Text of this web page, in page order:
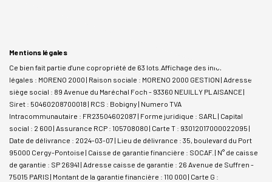
Mentions légales
Ce bien fait partie d'une copropriété de 63 lots.Affichage des informations
légales : MORENO 2000 | Raison sociale : MORENO 2000 GESTION | Adresse
siège social : 89 Avenue du Maréchal Foch - 93360 NEUILLY PLAISANCE |
Siret : 50460208700018 | RCS : Bobigny | Numero TVA
Intracommunautaire : FR23504602087 | Forme juridique : SARL | Capital
social : 2 600 | Assurance RCP : 105708080 | Carte T : 93012017000022095 |
Date de délivrance : 2024-03-07 | Lieu de délivrance : 35, boulevard du Port
95000 Cergy-Pontoise | Caisse de garantie financière : SOCAF. | N° de caisse
de garantie : SP 26941 | Adresse caisse de garantie : 26 Avenue de Suffren -
75015 PARIS | Montant de la garantie financière : 110 000 | Carte G :